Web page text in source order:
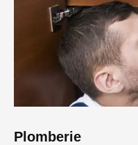
Plomberie